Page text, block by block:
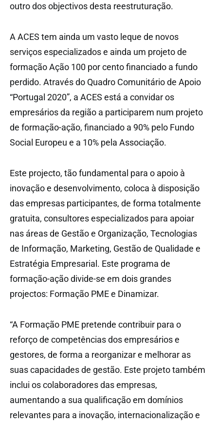
outro dos objectivos desta reestruturação.
A ACES tem ainda um vasto leque de novos
serviços especializados e ainda um projeto de
formação Ação 100 por cento financiado a fundo
perdido. Através do Quadro Comunitário de Apoio
“Portugal 2020”, a ACES está a convidar os
empresários da região a participarem num projeto
de formação-ação, financiado a 90% pelo Fundo
Social Europeu e a 10% pela Associação.
Este projecto, tão fundamental para o apoio à
inovação e desenvolvimento, coloca à disposição
das empresas participantes, de forma totalmente
gratuita, consultores especializados para apoiar
nas áreas de Gestão e Organização, Tecnologias
de Informação, Marketing, Gestão de Qualidade e
Estratégia Empresarial. Este programa de
formação-ação divide-se em dois grandes
projectos: Formação PME e Dinamizar.
“A Formação PME pretende contribuir para o
reforço de competências dos empresários e
gestores, de forma a reorganizar e melhorar as
suas capacidades de gestão. Este projeto também
inclui os colaboradores das empresas,
aumentando a sua qualificação em domínios
relevantes para a inovação, internacionalização e